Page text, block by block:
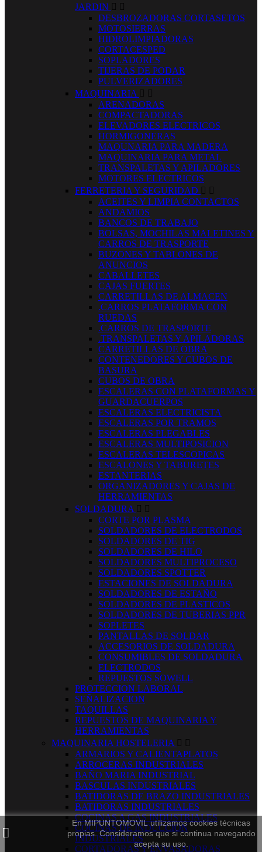
En MIPUNTOMOVIL utilizamos cookies técnicas
propias. Consideramos que si continua navegando
acepta su uso.
JARDIN  
DESBROZADORAS CORTASETOS
MOTOSIERRAS
HIDROLIMPIADORAS
CORTACESPED
SOPLADORES
TIJERAS DE PODAR
PULVERIZADORES
MAQUINARIA  
ARENADORAS
COMPACTADORAS
ELEVADORES ELECTRICOS
HORMIGONERAS
MAQUNARIA PARA MADERA
MAQUINARIA PARA METAL
TRANSPALETAS Y APILADORES
MOTORES ELECTRICOS
FERRETERIA Y SEGURIDAD  
ACEITES Y LIMPIA CONTACTOS
ANDAMIOS
BANCOS DE TRABAJO
BOLSAS, MOCHILAS MALETINES Y
CARROS DE TRASPORTE
BUZONES Y TABLONES DE
ANUNCIOS
CABALLETES
CAJAS FUERTES
CARRETILLAS DE ALMACEN
.CARROS PLATAFORMA CON
RUEDAS
.CARROS DE TRASPORTE
.TRANSPALETAS Y APILADORAS
CARRETILLAS DE OBRA
CONTENEDORES Y CUBOS DE
BASURA
CUBOS DE OBRA
ESCALERAS CON PLATAFORMAS Y
GUARDACUERPOS
ESCALERAS ELECTRICISTA
ESCALERAS POR TRAMOS
ESCALERAS PLEGABLES
ESCALERAS MULTIPOSICION
ESCALERAS TELESCOPICAS
ESCALONES Y TABURETES
ESTANTERIAS
ORGANIZADORES Y CAJAS DE
HERRAMIENTAS
SOLDADURA  
CORTE POR PLASMA
SOLDADORES DE ELECTRODOS
SOLDADORES DE TIG
SOLDADORES DE HILO
SOLDADORES MULTIPROCESO
SOLDADORES SPOTTER
ESTACIONES DE SOLDADURA
SOLDADORES DE ESTAÑO
SOLDADORES DE PLASTICOS
SOLDADORES DE TUBERIAS PPR
SOPLETES
PANTALLAS DE SOLDAR
ACCESORIOS DE SOLDADURA
CONSUMIBLES DE SOLDADURA
ELECTRODOS
REPUESTOS SOWELL
PROTECCION LABORAL
SEÑALIZACION
TAQUILLAS
REPUESTOS DE MAQUINARIA Y
HERRAMIENTAS
MAQUINARIA HOSTELERIA  
ARMARIOS Y CALIENTAPLATOS
ARROCERAS INDUSTRIALES
BAÑO MARIA INDUSTRIAL
BASCULAS INDUSTRIALES
BATIDORAS DE BRAZO INDUSTRIALES
BATIDORAS INDUSTRIALES
COCINAS A GAS INDUSTRIALES
COCINAS DE INDUCCION
INDUSTRIALES
CORTADORAS Y ENVASADORAS